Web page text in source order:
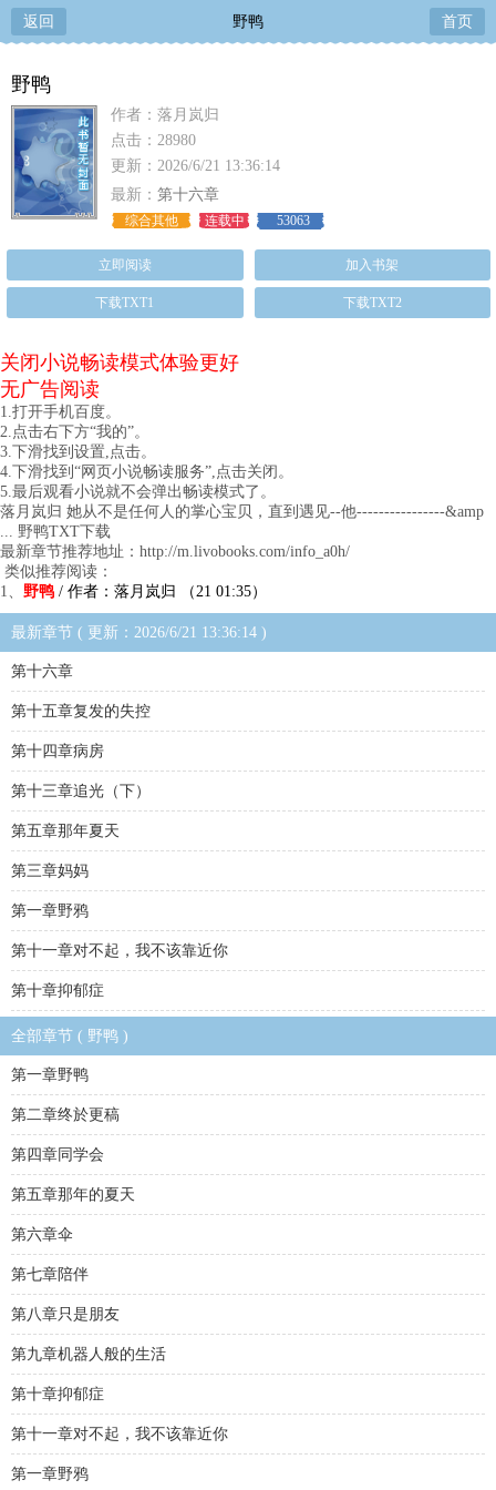
返回 野鸭 首页
野鸭
作者：落月岚归
点击：28980
更新：2026/6/21 13:36:14
最新： 第十六章
综合其他 连载中 53063
立即阅读 加入书架
下载TXT1 下载TXT2
关闭小说畅读模式体验更好
无广告阅读
1.打开手机百度。
2.点击右下方“我的”。
3.下滑找到设置,点击。
4.下滑找到“网页小说畅读服务”,点击关闭。
5.最后观看小说就不会弹出畅读模式了。
落月岚归 她从不是任何人的掌心宝贝，直到遇见--他----------------&amp
... 野鸭TXT下载
最新章节推荐地址：http://m.livobooks.com/info_a0h/
类似推荐阅读：
1、 野鸭 / 作者：落月岚归 （21 01:35）
最新章节 ( 更新：2026/6/21 13:36:14 )
第十六章
第十五章复发的失控
第十四章病房
第十三章追光（下）
第五章那年夏天
第三章妈妈
第一章野鸦
第十一章对不起，我不该靠近你
第十章抑郁症
全部章节 ( 野鸭 )
第一章野鸭
第二章终於更稿
第四章同学会
第五章那年的夏天
第六章伞
第七章陪伴
第八章只是朋友
第九章机器人般的生活
第十章抑郁症
第十一章对不起，我不该靠近你
第一章野鸦